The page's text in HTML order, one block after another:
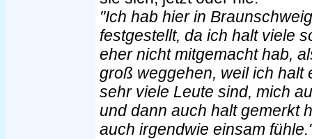
"Ich hab hier in
festgestellt, da ich halt viele
eher nicht mitgemacht hab,
groß weggehen, weil ich halt
sehr viele Leute sind, mich
und dann auch halt gemerkt
auch irgendwie einsam